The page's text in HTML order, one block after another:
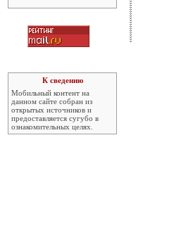
К сведению
Мобильный контент на
данном сайте собран из
открытых источников и
предоставляется сугубо в
ознакомительных целях.